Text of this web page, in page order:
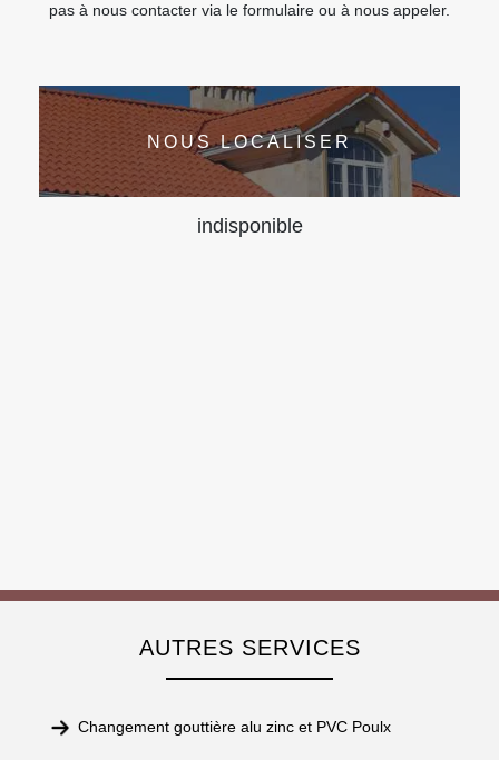
pas à nous contacter via le formulaire ou à nous appeler.
NOUS LOCALISER
indisponible
AUTRES SERVICES
Changement gouttière alu zinc et PVC Poulx